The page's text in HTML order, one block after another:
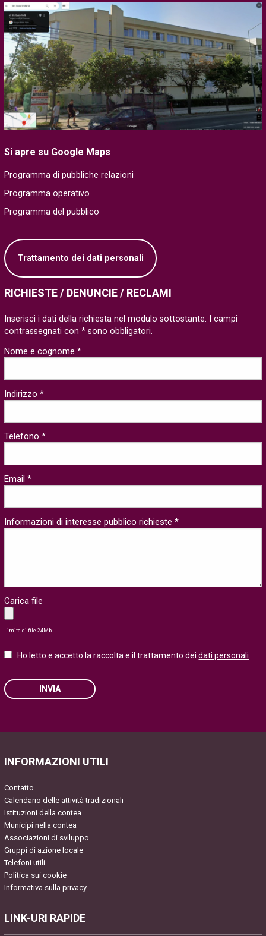
Si apre su Google Maps
Programma di pubbliche relazioni
Programma operativo
Programma del pubblico
Trattamento dei dati personali
RICHIESTE / DENUNCIE / RECLAMI
Inserisci i dati della richiesta nel modulo sottostante. I campi
contrassegnati con * sono obbligatori.
Nome e cognome *
Indirizzo *
Telefono *
Email *
Informazioni di interesse pubblico richieste *
Carica file
Limite di file 24Mb
Ho letto e accetto la raccolta e il trattamento deidati personali.
INVIA
INFORMAZIONI UTILI
Contatto
Calendario delle attività tradizionali
Istituzioni della contea
Municipi nella contea
Associazioni di sviluppo
Gruppi di azione locale
Telefoni utili
Politica sui cookie
Informativa sulla privacy
LINK-URI RAPIDE